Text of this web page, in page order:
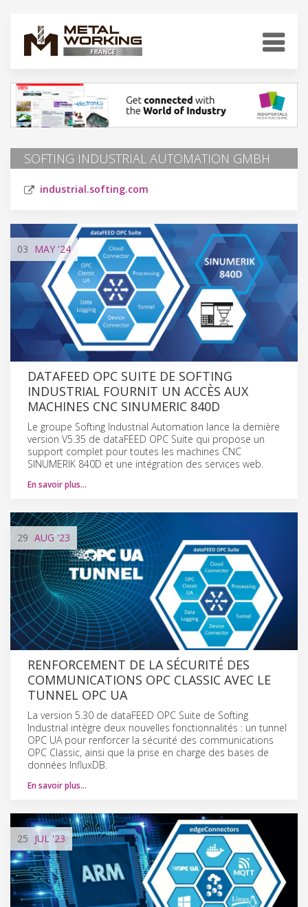
SOFTING INDUSTRIAL AUTOMATION GMBH
industrial.softing.com
03 MAY '24
DATAFEED OPC SUITE DE SOFTING
INDUSTRIAL FOURNIT UN ACCÈS AUX
MACHINES CNC SINUMERIC 840D
Le groupe Softing Industrial Automation lance la dernière
version V5.35 de dataFEED OPC Suite qui propose un
support complet pour toutes les machines CNC
SINUMERIK 840D et une intégration des services web.
En savoir plus…
29 AUG'23
RENFORCEMENT DE LA SÉCURITÉ DES
COMMUNICATIONS OPC CLASSIC AVEC LE
TUNNEL OPC UA
La version 5.30 de dataFEED OPC Suite de Softing
Industrial intègre deux nouvelles fonctionnalités : un tunnel
OPC UA pour renforcer la sécurité des communications
OPC Classic, ainsi que la prise en charge des bases de
données InfluxDB.
En savoir plus…
25 JUL'23